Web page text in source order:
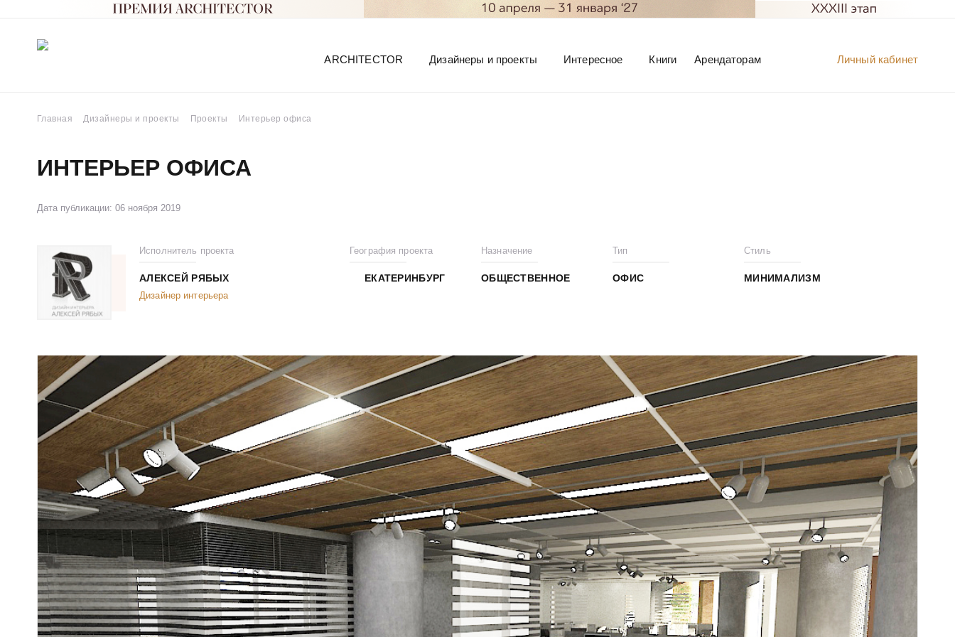
Личный кабинет
ARCHITECTOR Дизайнеры и проекты Интересное Книги Арендаторам
Главная Дизайнеры и проекты Проекты Интерьер офиса
ИНТЕРЬЕР ОФИСА
Дата публикации: 06 ноября 2019
Исполнитель проекта
АЛЕКСЕЙ РЯБЫХ
Дизайнер интерьера
География проекта
ЕКАТЕРИНБУРГ
Назначение
ОБЩЕСТВЕННОЕ
Тип
ОФИС
Стиль
МИНИМАЛИЗМ